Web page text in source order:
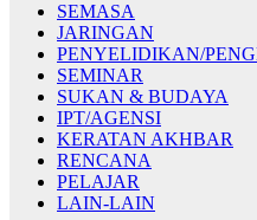
SEMASA
JARINGAN
PENYELIDIKAN/
SEMINAR
SUKAN & BUDAYA
IPT/AGENSI
KERATAN AKHBAR
RENCANA
PELAJAR
LAIN-LAIN